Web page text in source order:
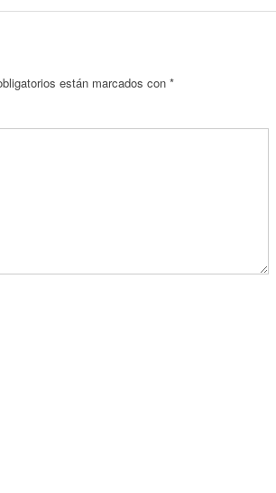
están marcados con *